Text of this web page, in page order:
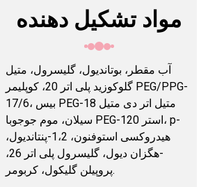
مواد تشکیل دهنده
آب مقطر، بوتاندیول، گلیسرول، متیل
گلوکوزید پلی اتر 20، کوپلیمر PEG/PPG-
17/6، بیس PEG-18 متیل اتر دی متیل
سیلان، موم جوجوبا PEG-120 استر، p-
هیدروکسی استوفنون، 1،2-پنتاندیول،
-هگزان دیول، گلیسرول پلی اتر 26،
پروپیلن گلیکول، کربومر.